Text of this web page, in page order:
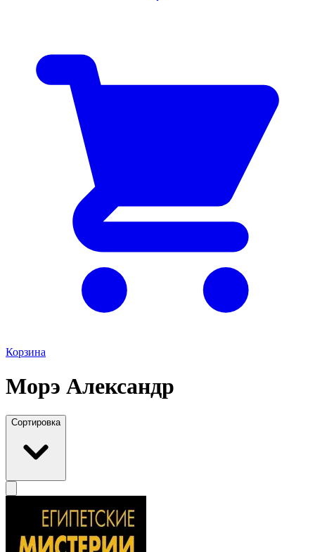
Корзина
Морэ Александр
Сортировка